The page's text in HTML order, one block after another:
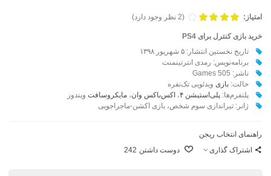
امتیاز: (2 نظر وجود دارد)
خرید بازی کنترل برای PS4
تاریخ نخستین انتشار: ۵ شهریور ۱۳۹۸
برنامه‌نویس: رمدی انترتینمنت
ناشر: 505 Games
حالت:بازی ویدئویی تک‌نفره
پلتفرم‌ها:پلی‌استیشن ۴ ،اکس‌باکس وان،مایکروسافت ویندوز
ژانر: تیراندازی سوم شخص، بازی اکشن-ماجراجویی
راهنمای انتخاب ریجن
اشتراک گذاری
دوست داشتن 242